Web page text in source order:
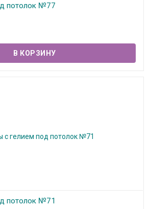
потолок №77
потолок №71